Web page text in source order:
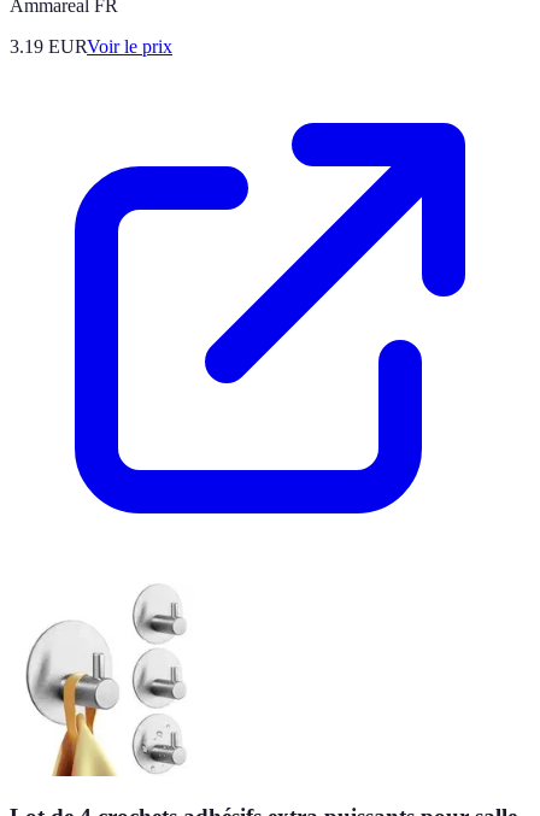
Ammareal FR
3.19 EURVoir le prix